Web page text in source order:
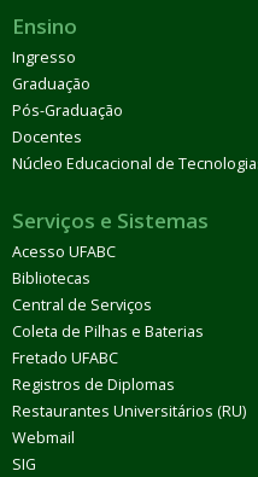
Ensino
Ingresso
Graduação
Pós-Graduação
Docentes
Núcleo Educacional de
Serviços e Sistemas
Acesso UFABC
Bibliotecas
Central de Serviços
Coleta de Pilhas e Baterias
Fretado UFABC
Registros de Diplomas
Restaurantes Universitários (RU)
Webmail
SIG